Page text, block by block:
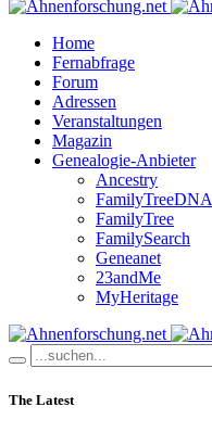
Home
Fernabfrage
Forum
Adressen
Veranstaltungen
Magazin
Genealogie-Anbieter
Ancestry
FamilyTreeDNA
FamilyTree
FamilySearch
Geneanet
23andMe
MyHeritage
The Latest